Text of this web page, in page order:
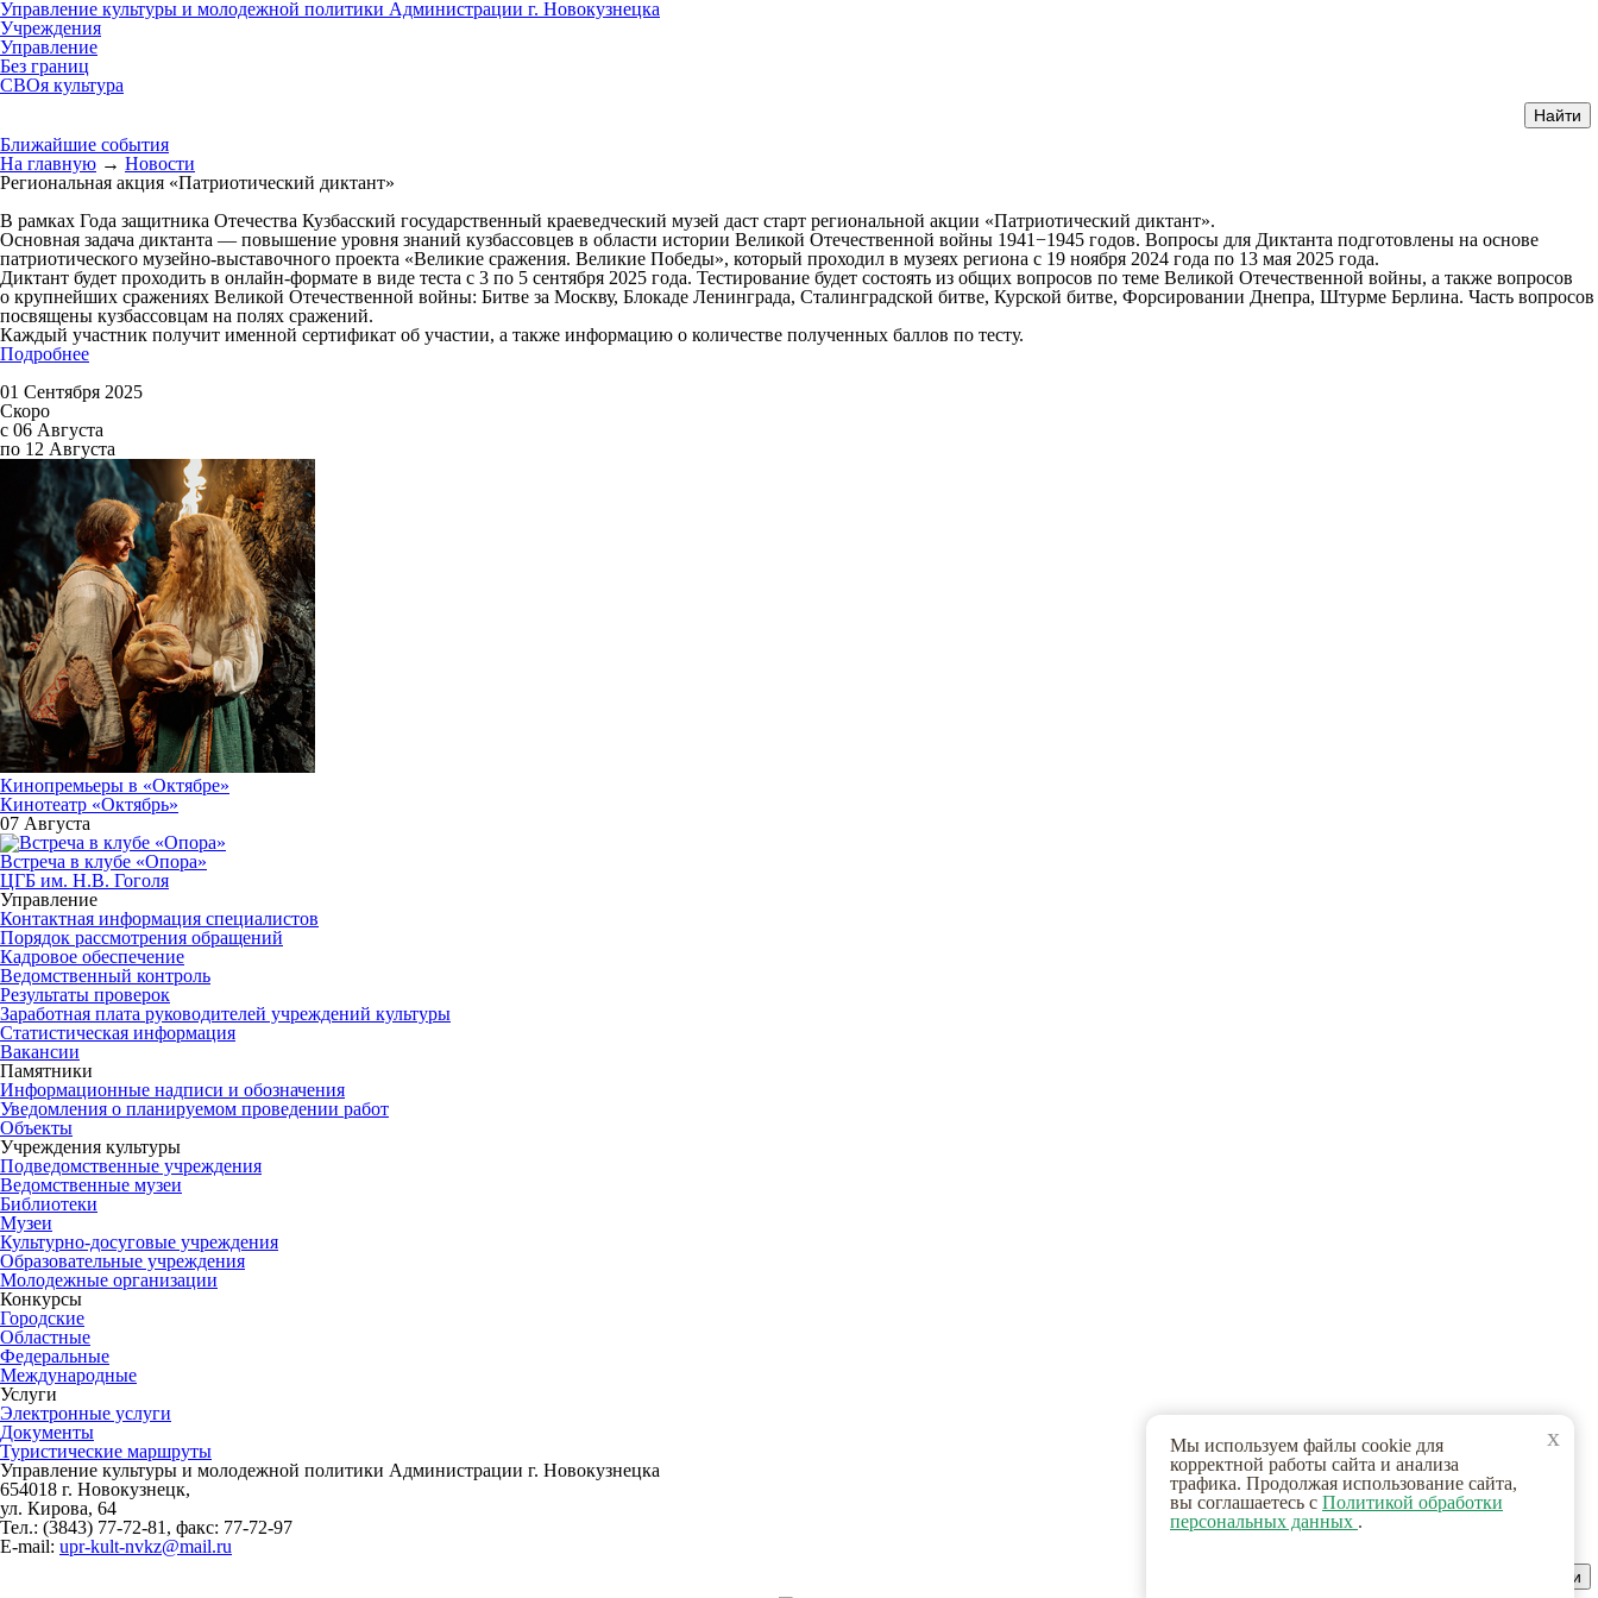
Управление культуры и молодежной политики Администрации г. Новокузнецка
Учреждения
Управление
Без границ
СВОя культура
Ближайшие события
На главную → Новости
Региональная акция «Патриотический диктант»
В рамках Года защитника Отечества Кузбасский государственный краеведческий музей даст старт региональной акции «Патриотический диктант».
Основная задача диктанта — повышение уровня знаний кузбассовцев в области истории Великой Отечественной войны 1941−1945 годов. Вопросы для Диктанта подготовлены на основе
патриотического музейно-выставочного проекта «Великие сражения. Великие Победы», который проходил в музеях региона с 19 ноября 2024 года по 13 мая 2025 года.
Диктант будет проходить в онлайн-формате в виде теста с 3 по 5 сентября 2025 года. Тестирование будет состоять из общих вопросов по теме Великой Отечественной войны, а также вопросов
о крупнейших сражениях Великой Отечественной войны: Битве за Москву, Блокаде Ленинграда, Сталинградской битве, Курской битве, Форсировании Днепра, Штурме Берлина. Часть вопросов
посвящены кузбассовцам на полях сражений.
Каждый участник получит именной сертификат об участии, а также информацию о количестве полученных баллов по тесту.
Подробнее
01 Сентября 2025
Скоро
с 06 Августа
по 12 Августа
Кинопремьеры в «Октябре»
Кинотеатр «Октябрь»
07 Августа
Встреча в клубе «Опора»
ЦГБ им. Н.В. Гоголя
Управление
Контактная информация специалистов
Порядок рассмотрения обращений
Кадровое обеспечение
Ведомственный контроль
Результаты проверок
Заработная плата руководителей учреждений культуры
Статистическая информация
Вакансии
Памятники
Информационные надписи и обозначения
Уведомления о планируемом проведении работ
Объекты
Учреждения культуры
Подведомственные учреждения
Ведомственные музеи
Библиотеки
Музеи
Культурно-досуговые учреждения
Образовательные учреждения
Молодежные организации
Конкурсы
Городские
Областные
Федеральные
Международные
Услуги
Электронные услуги
Документы
Туристические маршруты
Управление культуры и молодежной политики Администрации г. Новокузнецка
654018 г. Новокузнецк,
ул. Кирова, 64
Тел.: (3843) 77-72-81 , факс: 77-72-97
E-mail: upr-kult-nvkz@mail.ru
x
Мы используем файлы cookie для
корректной работы сайта и анализа
трафика. Продолжая использование сайта,
вы соглашаетесь с Политикой обработки
персональных данных .